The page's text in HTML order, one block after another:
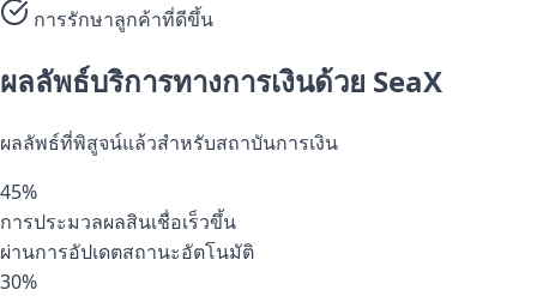
การรักษาลูกค้าที่ดีขึ้น
ผลลัพธ์บริการทางการเงินด้วย SeaX
ผลลัพธ์ที่พิสูจน์แล้วสำหรับสถาบันการเงิน
45%
การประมวลผลสินเชื่อเร็วขึ้น
ผ่านการอัปเดตสถานะอัตโนมัติ
30%